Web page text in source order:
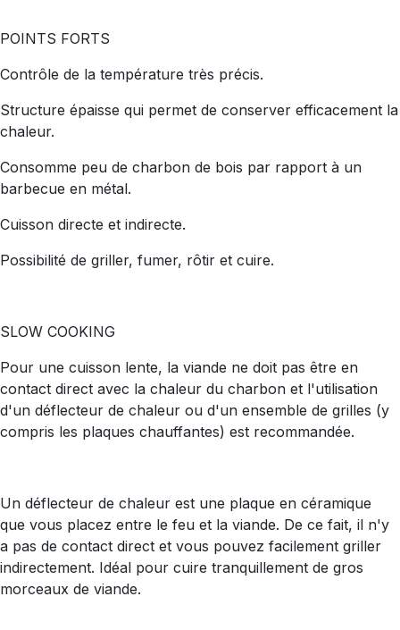
POINTS FORTS
Contrôle de la température très précis.
Structure épaisse qui permet de conserver efficacement la
chaleur.
Consomme peu de charbon de bois par rapport à un
barbecue en métal.
Cuisson directe et indirecte.
Possibilité de griller, fumer, rôtir et cuire.
SLOW COOKING
Pour une cuisson lente, la viande ne doit pas être en
contact direct avec la chaleur du charbon et l'utilisation
d'un déflecteur de chaleur ou d'un ensemble de grilles (y
compris les plaques chauffantes) est recommandée.
Un déflecteur de chaleur est une plaque en céramique
que vous placez entre le feu et la viande. De ce fait, il n'y
a pas de contact direct et vous pouvez facilement griller
indirectement. Idéal pour cuire tranquillement de gros
morceaux de viande.